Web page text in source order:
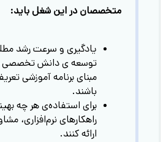
متخصصان در این شغل باید:
یادگیری و سرعت رشد
توسعه ی دانش تخصصی
مبنای برنامه آموزشی
باشند.
برای استفاده‌ی هر چه
راهکارهای نرم‌افزاری،
ارائه کنند.